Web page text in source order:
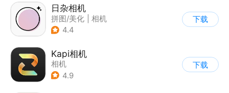
日杂相机
拼图/美化
相机
| 图片美化
4.4
下载
Kapi相机
相机
4.9
下载